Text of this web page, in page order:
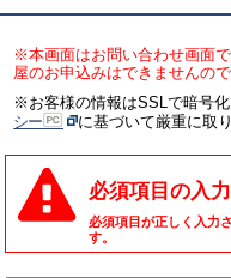
※本画面はお問い合わせ画面
屋のお申込みはできませんの
※お客様の情報はSSLで暗号
シー
に基づいて厳重に取
必須項目の入
必須項目が正しく入力
す。